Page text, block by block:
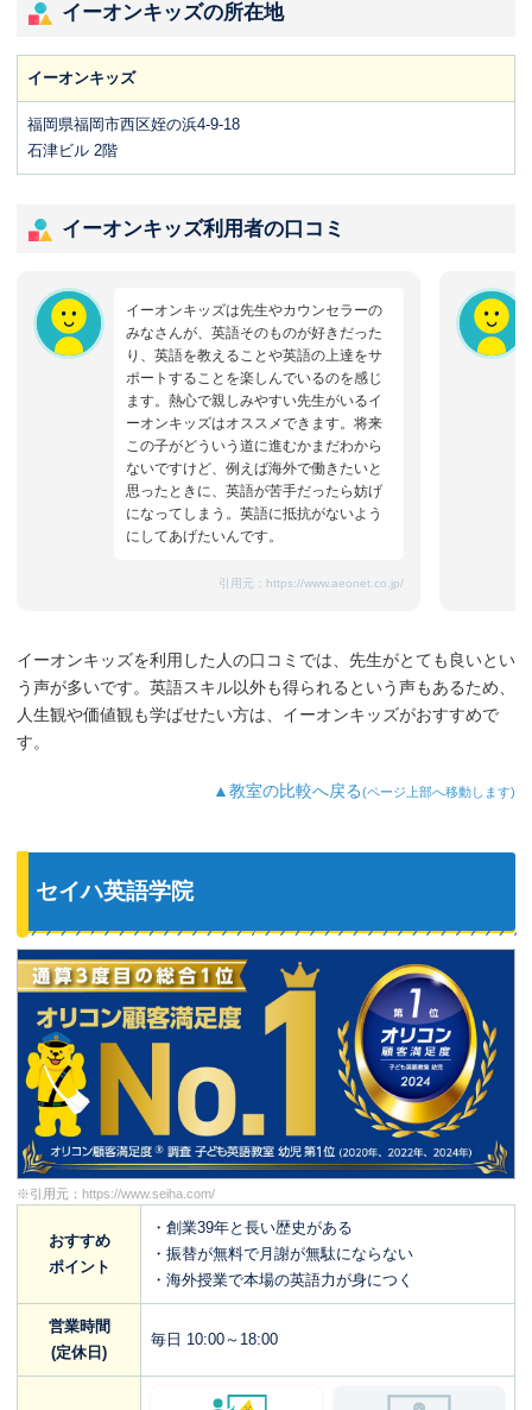
イーオンキッズの所在地
イーオンキッズ
福岡県福岡市西区姪の浜4-9-18
石津ビル 2階
イーオンキッズ利用者の口コミ
イーオンキッズは先生やカウンセラーの
みなさんが、英語そのものが好きだった
り、英語を教えることや英語の上達をサ
ポートすることを楽しんでいるのを感じ
ます。熱心で親しみやすい先生がいるイ
ーオンキッズはオススメできます。将来
この子がどういう道に進むかまだわから
ないですけど、例えば海外で働きたいと
思ったときに、英語が苦手だったら妨げ
になってしまう。英語に抵抗がないよう
にしてあげたいんです。
引用元： https://www.aeonet.co.jp/
イーオンキッズを利用した人の口コミでは、先生がとても良いとい
う声が多いです。英語スキル以外も得られるという声もあるため、
人生観や価値観も学ばせたい方は、イーオンキッズがおすすめで
す。
▲教室の比較へ戻る(ページ上部へ移動します)
セイハ英語学院
※引用元： https://www.seiha.com/
おすすめ
ポイント
・創業39年と長い歴史がある
・振替が無料で月謝が無駄にならない
・海外授業で本場の英語力が身につく
営業時間
(定休日)
毎日 10:00～18:00